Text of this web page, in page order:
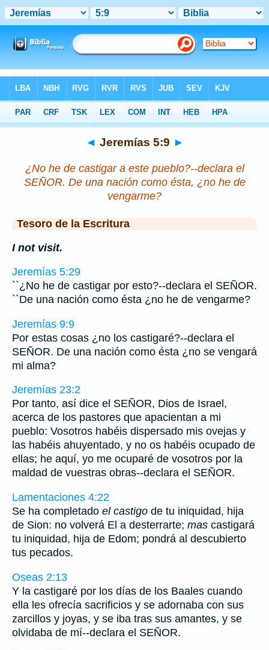
>Jeremías Capítulo 5 > Verso 9
◄ Jeremías 5:9 ►
¿No he de castigar a este pueblo?--declara el
SEÑOR. De una nación como ésta, ¿no he de
vengarme?
Tesoro de la Escritura
I not visit.
Jeremías 5:29
``¿No he de castigar por esto?--declara el SEÑOR.
``De una nación como ésta ¿no he de vengarme?
Jeremías 9:9
Por estas cosas ¿no los castigaré?--declara el
SEÑOR. De una nación como ésta ¿no se vengará
mi alma?
Jeremías 23:2
Por tanto, así dice el SEÑOR, Dios de Israel,
acerca de los pastores que apacientan a mi
pueblo: Vosotros habéis dispersado mis ovejas y
las habéis ahuyentado, y no os habéis ocupado de
ellas; he aquí, yo me ocuparé de vosotros por la
maldad de vuestras obras--declara el SEÑOR.
Lamentaciones 4:22
Se ha completado el castigo de tu iniquidad, hija
de Sion: no volverá El a desterrarte; mas castigará
tu iniquidad, hija de Edom; pondrá al descubierto
tus pecados.
Oseas 2:13
Y la castigaré por los días de los Baales cuando
ella les ofrecía sacrificios y se adornaba con sus
zarcillos y joyas, y se iba tras sus amantes, y se
olvidaba de mí--declara el SEÑOR.